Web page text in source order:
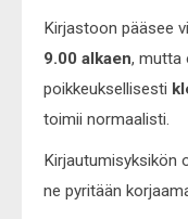
Kirjastoon pääsee
9.00 alkaen, mutta
poikkeuksellisesti
toimii normaalisti.
Kirjautumisyksikön
ne pyritään